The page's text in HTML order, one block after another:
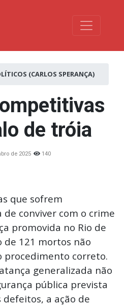
Toggle
(CARLOS SPERANÇA)
de tróia
de 2025 140
que sofrem
conviver com o crime
promovida no Rio de
de 121 mortos não
procedimento correto.
generalizada não
pública prevista
a ação de